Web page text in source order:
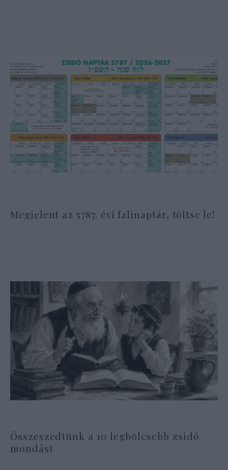
Megjelent az 5787. évi falinaptár, töltse le!
Összeszedtünk a 10 legbölcsebb zsidó
mondást